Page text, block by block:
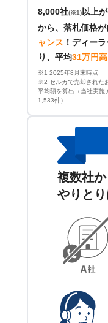
8,000社(※1) 以上
から、落札価格が
ャンス ！ ディー
り、平均31万円
※1 2025年8月末時点
※2 セルカで売却された
平均額を算出（当社実
1,533件）
複数社
やりと